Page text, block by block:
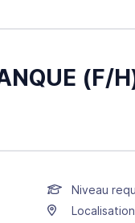
(F/
Niveau
Localisation